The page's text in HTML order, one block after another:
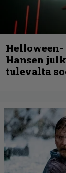
Helloween-
Hansen
tulevalta